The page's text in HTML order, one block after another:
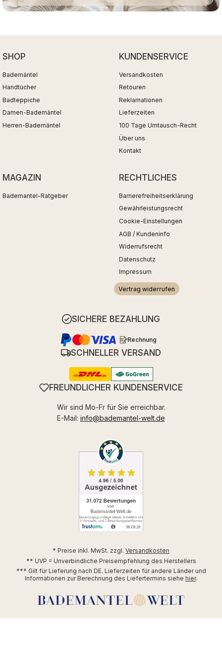
SHOP
Bademäntel
Handtücher
Badteppiche
Damen-Bademäntel
Herren-Bademäntel
KUNDENSERVICE
Versandkosten
Retouren
Reklamationen
Lieferzeiten
100 Tage Umtausch-Recht
Über uns
Kontakt
MAGAZIN
Bademantel-Ratgeber
RECHTLICHES
Barrierefreiheitserklärung
Gewährleistungsrecht
Cookie-Einstellungen
AGB / Kundeninfo
Widerrufsrecht
Datenschutz
Impressum
Vertrag widerrufen
SICHERE BEZAHLUNG
Rechnung
SCHNELLER VERSAND
FREUNDLICHER KUNDENSERVICE
Wir sind Mo-Fr für Sie erreichbar.
E-Mail: info@bademantel-welt.de
* Preise inkl. MwSt. zzgl. Versandkosten
** UVP = Unverbindliche Preisempfehlung des Herstellers
*** Gilt für Lieferung nach DE. Lieferzeiten für andere Länder und
Informationen zur Berechnung des Liefertermins siehe hier.